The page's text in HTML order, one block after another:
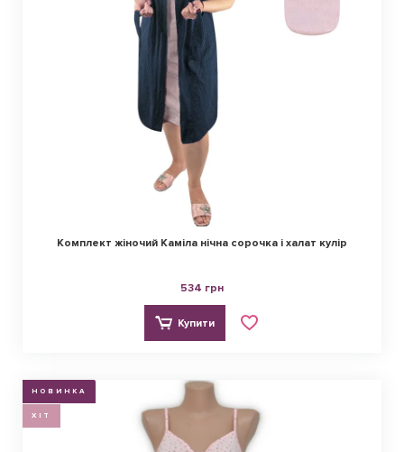
Комплект жіночий Каміла нічна сорочка і халат кулір
534 грн
Купити
НОВИНКА
ХІТ